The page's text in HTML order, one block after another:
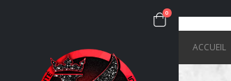
0
ACCUEIL